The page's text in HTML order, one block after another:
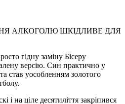
АЛКОГОЛЮ ШКІДЛИВЕ ДЛЯ
гідну заміну Бісеру
версію. Син практично у
став уособленням золотого
і на ціле десятиліття закріпився